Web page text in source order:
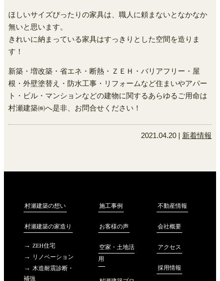
ほしいサイズぴったりの家具は、職人に頼まないとなかなか
無いと思います。
きれいに納まっている家具はすっきりとした空間を造りま
す！
新築・増改築・省エネ・断熱・ＺＥＨ・バリアフリー・屋
根・外壁塗替え・防水工事・リフォームなど住まいやアパー
ト・ビル・マンションなどの建物に関するあらゆるご用命は
村瀬建築㈱へ是非、お問合せください！
2021.04.20 | 新着情報
村瀬建築の想い
村瀬建築の家造り
ZEH住宅
リノベーション
木造耐震診断・
補強
施工事例
お客様の声
空家・土地活
用
不動産情報
会社概要
アクセス
採用情報